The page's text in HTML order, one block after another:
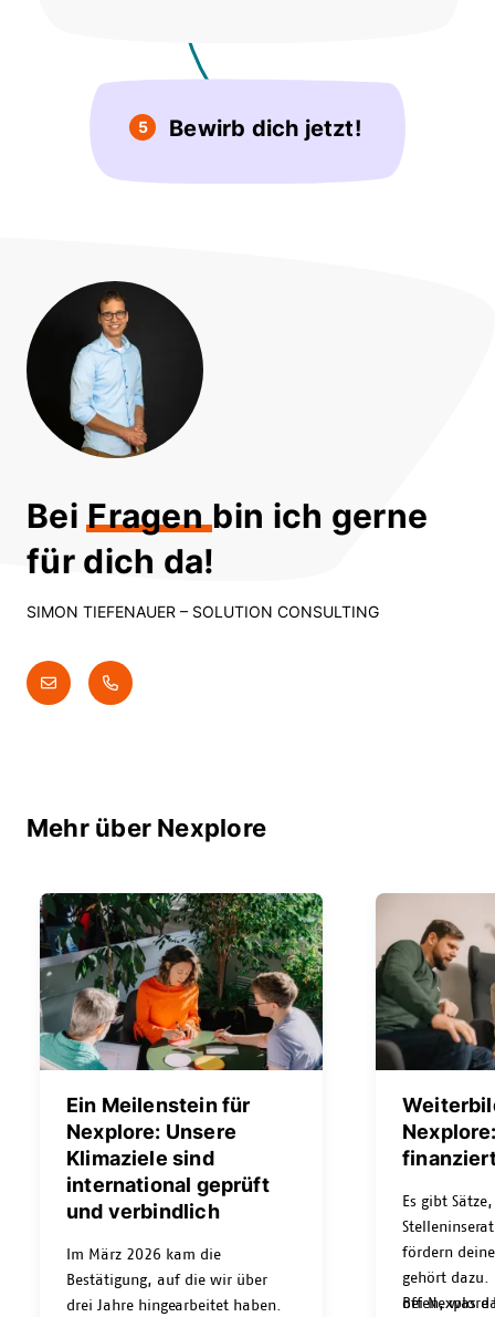
5 Bewirb dich jetzt!
BeiFragenbin ich gerne
für dich da!
SIMON TIEFENAUER – SOLUTION CONSULTING
Mehr über Nexplore
Ein Meilenstein für
Nexplore: Unsere
Klimaziele sind
international geprüft
und verbindlich
Im März 2026 kam die
Bestätigung, auf die wir über
drei Jahre hingearbeitet haben.
Es gibt
fördern
gehört dazu.
offen, was
Bei Nexplore